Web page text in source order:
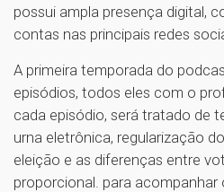
possui ampla presença digital,
contas nas principais redes
A primeira temporada do
episódios, todos eles com o
cada episódio, será tratado de
urna eletrônica, regularização
eleição e as diferenças entre
proporcional. para